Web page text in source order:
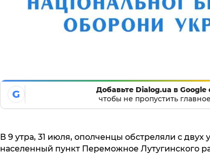
G
Добавьте Dialog.ua в Google
чтобы не пропустить
В 9 утра, 31 июля, ополченцы обстреляли с двух
населенный пункт Переможное Лутугинского